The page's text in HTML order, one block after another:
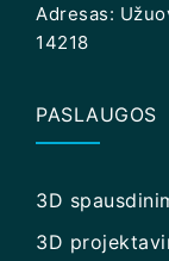
Adresas:
14218
PASLAUGOS
3D
3D